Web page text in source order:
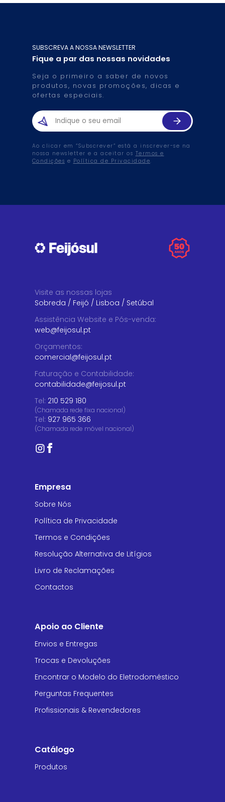
SUBSCREVA A NOSSA NEWSLETTER
Fique a par das nossas novidades
Seja o primeiro a saber de novos
produtos, novas promoções, dicas e
ofertas especiais.
Ao clicar em “Subscrever” está a inscrever-se na
nossa newsletter e a aceitar os Termos e
Condições e Política de Privacidade.
Visite as nossas lojas
Sobreda / Feijó / Lisboa / Setúbal
Assistência Website e Pós-venda:
web@feijosul.pt
Orçamentos:
comercial@feijosul.pt
Faturação e Contabilidade:
contabilidade@feijosul.pt
Tel: 210 529 180
(Chamada rede fixa nacional)
Tel: 927 965 366
(Chamada rede móvel nacional)
Empresa
Sobre Nós
Política de Privacidade
Termos e Condições
Resolução Alternativa de Litígios
Livro de Reclamações
Contactos
Apoio ao Cliente
Envios e Entregas
Trocas e Devoluções
Encontrar o Modelo do Eletrodoméstico
Perguntas Frequentes
Profissionais & Revendedores
Catálogo
Produtos